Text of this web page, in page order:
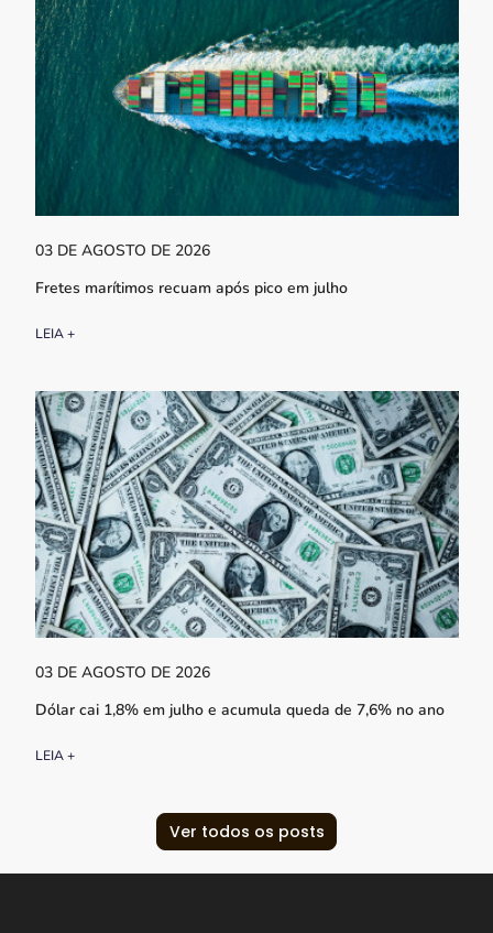
03 DE AGOSTO DE 2026
Fretes marítimos recuam após pico em julho
LEIA +
03 DE AGOSTO DE 2026
Dólar cai 1,8% em julho e acumula queda de 7,6% no ano
LEIA +
Ver todos os posts